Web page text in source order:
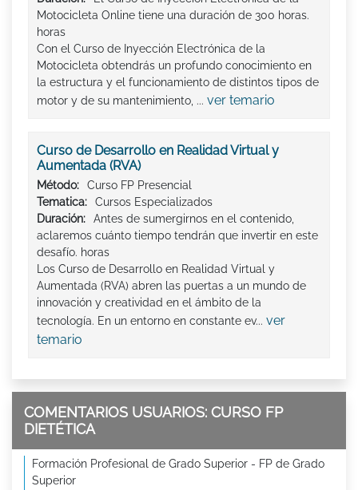
Motocicleta Online tiene una duración de 300 horas.
horas
Con el Curso de Inyección Electrónica de la
Motocicleta obtendrás un profundo conocimiento en
la estructura y el funcionamiento de distintos tipos de
motor y de su mantenimiento, ... ver temario
Curso de Desarrollo en Realidad Virtual y
Aumentada (RVA)
Método:
Curso FP Presencial
Tematica:
Cursos Especializados
Duración:
Antes de sumergirnos en el contenido,
aclaremos cuánto tiempo tendrán que invertir en este
desafío. horas
Los Curso de Desarrollo en Realidad Virtual y
Aumentada (RVA) abren las puertas a un mundo de
innovación y creatividad en el ámbito de la
tecnología. En un entorno en constante ev... ver
temario
COMENTARIOS USUARIOS: CURSO FP
DIETÉTICA
Formación Profesional de Grado Superior - FP de Grado
Superior